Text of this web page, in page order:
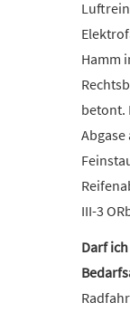
Hamm
betont.
III-3
Darf